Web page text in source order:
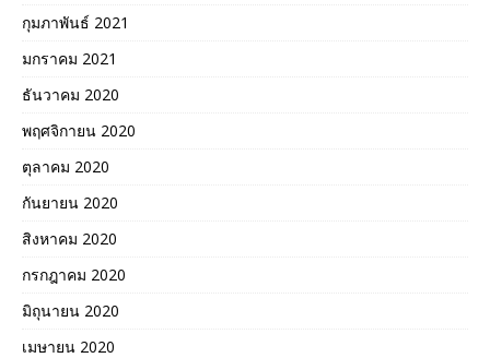
กุมภาพันธ์ 2021
มกราคม 2021
ธันวาคม 2020
พฤศจิกายน 2020
ตุลาคม 2020
กันยายน 2020
สิงหาคม 2020
กรกฎาคม 2020
มิถุนายน 2020
เมษายน 2020